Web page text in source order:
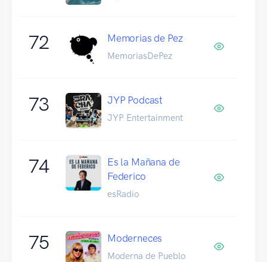
72 Memorias de Pez
MemoriasDePez
73 JYP Podcast
JYP Entertainment
74
Es la Mañana de
Federico
esRadio
75 Moderneces
Moderna de Pueblo